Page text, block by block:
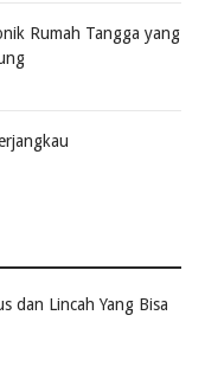
Rumah Tangga yang
dan Lincah Yang Bisa